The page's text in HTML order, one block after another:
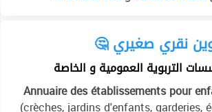
وين نقري صغيري
التربوية العمومية و الخاصة
Annuaire des établissements pour